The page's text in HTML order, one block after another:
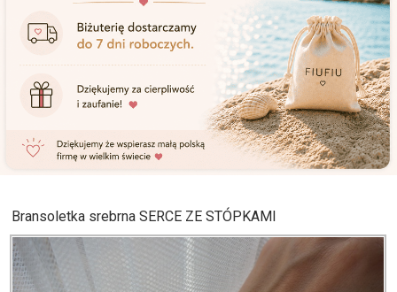
Bransoletka srebrna SERCE ZE STÓPKAMI